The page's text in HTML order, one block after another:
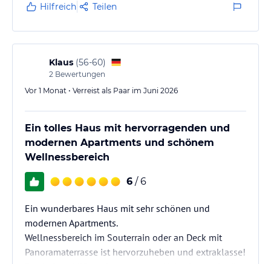
Hilfreich Teilen
Klaus (56-60)
2 Bewertungen
Vor 1 Monat • Verreist als Paar im Juni 2026
Ein tolles Haus mit hervorragenden und
modernen Apartments und schönem
Wellnessbereich
6 / 6
Ein wunderbares Haus mit sehr schönen und
modernen Apartments.
Wellnessbereich im Souterrain oder an Deck mit
Panoramaterrasse ist hervorzuheben und extraklasse!